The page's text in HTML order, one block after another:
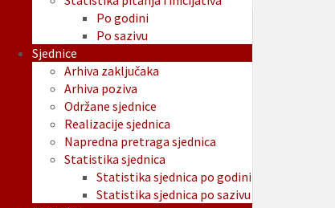
Po godini
Po sazivu
Sjednice
Arhiva zaključaka
Arhiva poziva
Održane sjednice
Realizacije sjednica
Napredna pretraga sjednica
Statistika sjednica
Statistika sjednica po godini
Statistika sjednica po sazivu